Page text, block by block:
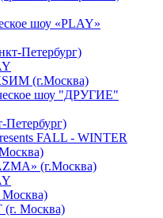
шоу «PLAY»
Петербург)
(г.Москва)
шоу "ДРУГИЕ"
FALL - WINTER
(г.Москва)
Москва)
(г. Москва)